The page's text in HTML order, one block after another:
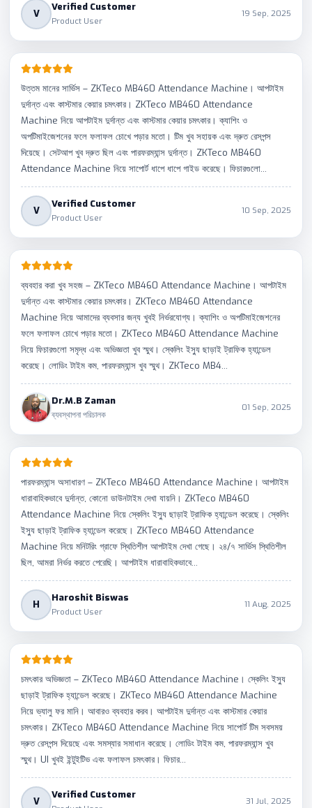
V
Verified Customer
Product User
19 Sep, 2025
উত্তম মানের সার্ভিস – ZKTeco MB460 Attendance Machine। আপটাইম
দুর্দান্ত এবং কাস্টমার কেয়ার চমৎকার। ZKTeco MB460 Attendance
Machine নিয়ে আপটাইম দুর্দান্ত এবং কাস্টমার কেয়ার চমৎকার। ক্যাশিং ও
অপটিমাইজেশনের ফলে ফলাফল চোখে পড়ার মতো। টিম খুব সহায়ক এবং দ্রুত রেসপন্স
দিয়েছে। সেটআপ খুব দ্রুত ছিল এবং পারফরম্যান্স দুর্দান্ত। ZKTeco MB460
Attendance Machine নিয়ে সাপোর্ট ধাপে ধাপে গাইড করেছে। ফিচারগুলো...
V
Verified Customer
Product User
10 Sep, 2025
ব্যবহার করা খুব সহজ – ZKTeco MB460 Attendance Machine। আপটাইম
দুর্দান্ত এবং কাস্টমার কেয়ার চমৎকার। ZKTeco MB460 Attendance
Machine নিয়ে আমাদের ব্যবসার জন্য খুবই নির্ভরযোগ্য। ক্যাশিং ও অপটিমাইজেশনের
ফলে ফলাফল চোখে পড়ার মতো। ZKTeco MB460 Attendance Machine
নিয়ে ফিচারগুলো সমৃদ্ধ এবং অভিজ্ঞতা খুব স্মুথ। স্কেলিং ইস্যু ছাড়াই ট্রাফিক হ্যান্ডেল
করেছে। লোডিং টাইম কম, পারফরম্যান্স খুব স্মুথ। ZKTeco MB4...
Dr.M.B Zaman
ব্যবস্থাপনা পরিচালক
01 Sep, 2025
পারফরম্যান্স অসাধারণ – ZKTeco MB460 Attendance Machine। আপটাইম
ধারাবাহিকভাবে দুর্দান্ত, কোনো ডাউনটাইম দেখা যায়নি। ZKTeco MB460
Attendance Machine নিয়ে স্কেলিং ইস্যু ছাড়াই ট্রাফিক হ্যান্ডেল করেছে। স্কেলিং
ইস্যু ছাড়াই ট্রাফিক হ্যান্ডেল করেছে। ZKTeco MB460 Attendance
Machine নিয়ে মনিটরিং গ্রাফে স্থিতিশীল আপটাইম দেখা গেছে। ২৪/৭ সার্ভিস স্থিতিশীল
ছিল, আমরা নির্ভর করতে পেরেছি। আপটাইম ধারাবাহিকভাবে...
H
Haroshit Biswas
Product User
11 Aug, 2025
চমৎকার অভিজ্ঞতা – ZKTeco MB460 Attendance Machine। স্কেলিং ইস্যু
ছাড়াই ট্রাফিক হ্যান্ডেল করেছে। ZKTeco MB460 Attendance Machine
নিয়ে ভ্যালু ফর মানি। আবারও ব্যবহার করব। আপটাইম দুর্দান্ত এবং কাস্টমার কেয়ার
চমৎকার। ZKTeco MB460 Attendance Machine নিয়ে সাপোর্ট টিম সবসময়
দ্রুত রেসপন্স দিয়েছে এবং সমস্যার সমাধান করেছে। লোডিং টাইম কম, পারফরম্যান্স খুব
স্মুথ। UI খুবই ইন্টুইটিভ এবং ফলাফল চমৎকার। ফিচার...
V
Verified Customer
31 Jul, 2025